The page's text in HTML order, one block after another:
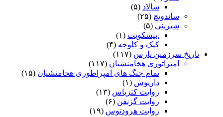
سالاد (۵)
ساندویچ (۲۵)
شیرینی (۵)
.بیسکویت (۱)
کیک و کلوچه (۴)
تاریخ سرزمین پارس (۱۱۷)
امپراتوری هخامنشیان (۱۱۷)
تمام جنگ های امپراطوری هخامنشیان (۱۵)
داریوش (۱)
روایت کتزیاس (۱۳)
روایت گزنفن (۶)
روایت هرودتوس (۱۹)